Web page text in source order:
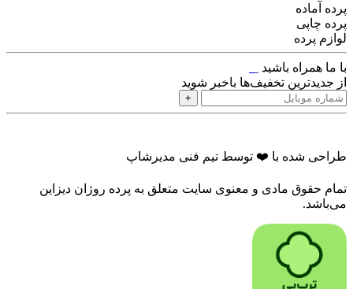
پرده‌ آماده
پرده چاپی
لوازم پرده
با ما همراه باشید
از جدیدترین تخفیف‌ها باخبر شوید
+
طراحی شده با ❤️ توسط تیم فنی مدیرشاپ
تمام حقوق مادی و معنوی سایت متعلق به پرده روژان دیزاین
می‌باشد.